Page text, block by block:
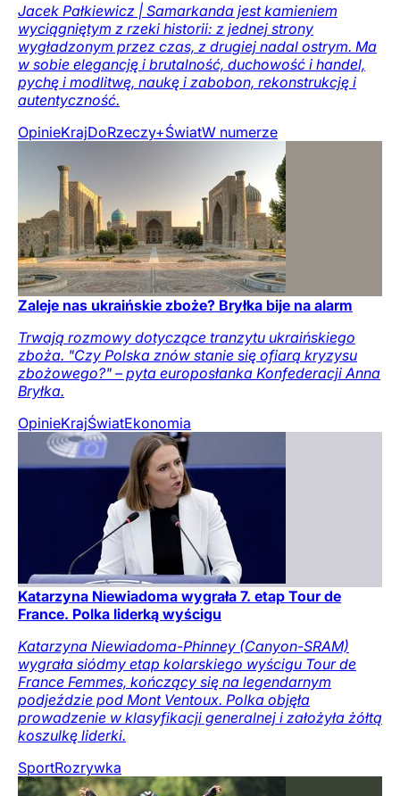
Jacek Pałkiewicz | Samarkanda jest kamieniem
wyciągniętym z rzeki historii: z jednej strony
wygładzonym przez czas, z drugiej nadal ostrym. Ma
w sobie elegancję i brutalność, duchowość i handel,
pychę i modlitwę, naukę i zabobon, rekonstrukcję i
autentyczność.
OpinieKrajDoRzeczy+ŚwiatW numerze
Zaleje nas ukraińskie zboże? Bryłka bije na alarm
Trwają rozmowy dotyczące tranzytu ukraińskiego
zboża. "Czy Polska znów stanie się ofiarą kryzysu
zbożowego?" – pyta europosłanka Konfederacji Anna
Bryłka.
OpinieKrajŚwiatEkonomia
Katarzyna Niewiadoma wygrała 7. etap Tour de
France. Polka liderką wyścigu
Katarzyna Niewiadoma-Phinney (Canyon-SRAM)
wygrała siódmy etap kolarskiego wyścigu Tour de
France Femmes, kończący się na legendarnym
podjeździe pod Mont Ventoux. Polka objęła
prowadzenie w klasyfikacji generalnej i założyła żółtą
koszulkę liderki.
SportRozrywka